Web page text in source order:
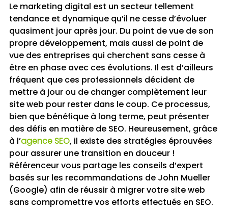
Le marketing digital est un secteur tellement
tendance et dynamique qu’il ne cesse d’évoluer
quasiment jour après jour. Du point de vue de son
propre développement, mais aussi de point de
vue des entreprises qui cherchent sans cesse à
être en phase avec ces évolutions. Il est d’ailleurs
fréquent que ces professionnels décident de
mettre à jour ou de changer complètement leur
site web pour rester dans le coup. Ce processus,
bien que bénéfique à long terme, peut présenter
des défis en matière de SEO. Heureusement, grâce
à l’agence SEO, il existe des stratégies éprouvées
pour assurer une transition en douceur !
Référenceur vous partage les conseils d’expert
basés sur les recommandations de John Mueller
(Google) afin de réussir à migrer votre site web
sans compromettre vos efforts effectués en SEO.